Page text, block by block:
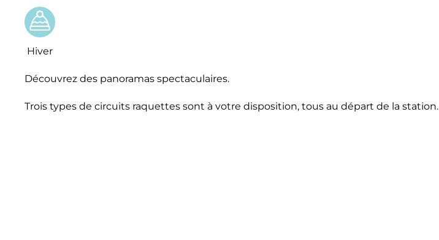
Hiver
Découvrez des panoramas spectaculaires.
Trois types de circuits raquettes sont à votre disposition, tous au départ de la station.